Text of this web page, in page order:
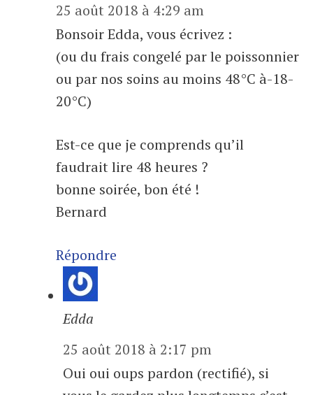
25 août 2018 à 4:29 am
Bonsoir Edda, vous écrivez :
(ou du frais congelé par le poissonnier
ou par nos soins au moins 48°C à-18-
20°C)
Est-ce que je comprends qu’il
faudrait lire 48 heures ?
bonne soirée, bon été !
Bernard
Répondre
Edda
25 août 2018 à 2:17 pm
Oui oui oups pardon (rectifié), si